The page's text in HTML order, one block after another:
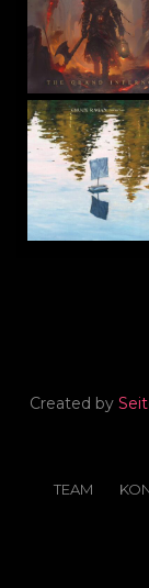
Created by
TEAM